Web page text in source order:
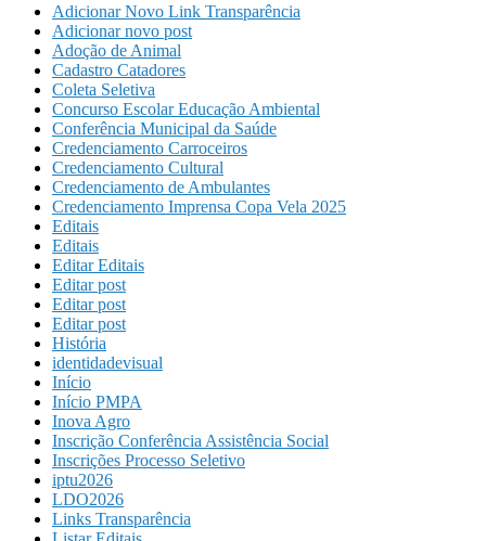
Adicionar Novo Link Transparência
Adicionar novo post
Adoção de Animal
Cadastro Catadores
Coleta Seletiva
Concurso Escolar Educação Ambiental
Conferência Municipal da Saúde
Credenciamento Carroceiros
Credenciamento Cultural
Credenciamento de Ambulantes
Credenciamento Imprensa Copa Vela 2025
Editais
Editais
Editar Editais
Editar post
Editar post
Editar post
História
identidadevisual
Início
Início PMPA
Inova Agro
Inscrição Conferência Assistência Social
Inscrições Processo Seletivo
iptu2026
LDO2026
Links Transparência